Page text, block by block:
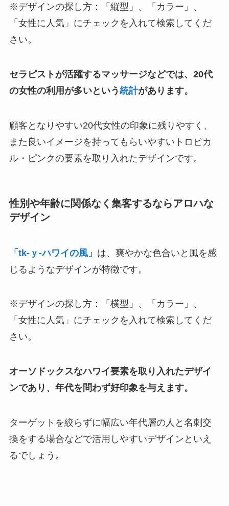
※デザインの探し方：「縦型」、「カラー」、
「女性に人気」にチェックを入れて検索してくだ
さい。
セラピストが活躍するマッサージなどでは、20代
の女性の利用が多いという 統計があります。
顧客となりやすい20代女性の印象に残りやすく、
また良いイメージを持ってもらいやすいトロピカ
ル・ピンクの要素を取り入れたデザインです。
性別や年齢に関係なく集客するならアロハな
デザイン
「tk-ｙ-ハワイの風」 は、爽やかな色合いと風を感
じるようなデザインが特徴です。
※デザインの探し方：「横型」、「カラー」、
「女性に人気」にチェックを入れて検索してくだ
さい。
オーソドックスなハワイ要素を取り入れたデザイ
ンであり、年代を問わず好印象を与えます。
ターゲットを絞らずに幅広い年代層の人と名刺交
換をする場合などで活用しやすいデザインといえ
るでしょう。